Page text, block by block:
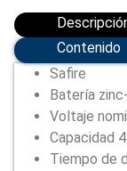
cantidad
Contenido
Safire
Batería
Voltaje
Capacidad
Tiempo de